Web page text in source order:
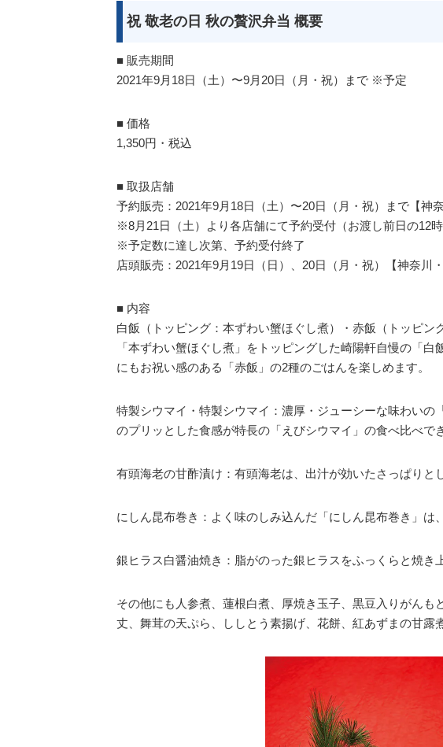
祝 敬老の日 秋の贅沢弁当 概要
■ 販売期間
2021年9月18日（土）〜9月20日（月・祝）まで ※予定
■ 価格
1,350円・税込
■ 取扱店舗
予約販売：2021年9月18日（土）〜20日（月・祝）まで【神
※8月21日（土）より各店舗にて予約受付（お渡し前日の12時
※予定数に達し次第、予約受付終了
店頭販売：2021年9月19日（日）、20日（月・祝）【神奈川
■ 内容
白飯（トッピング：本ずわい蟹ほぐし煮）・赤飯（トッピン
「本ずわい蟹ほぐし煮」をトッピングした崎陽軒自慢の「
にもお祝い感のある「赤飯」の2種のごはんを楽しめます。
特製シウマイ・特製シウマイ：濃厚・ジューシーな味わい
のプリッとした食感が特長の「えびシウマイ」の食べ比べで
有頭海老の甘酢漬け：有頭海老は、出汁が効いたさっぱりと
にしん昆布巻き：よく味のしみ込んだ「にしん昆布巻き」は
銀ヒラス白醤油焼き：脂がのった銀ヒラスをふっくらと焼き
その他にも人参煮、蓮根白煮、厚焼き玉子、黒豆入りがん
丈、舞茸の天ぷら、ししとう素揚げ、花餅、紅あずまの甘露